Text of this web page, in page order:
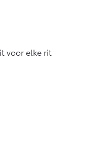
voor elke rit